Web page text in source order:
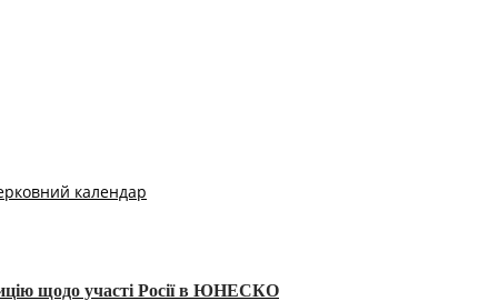
календар
щодо участі Росії в ЮНЕСКО